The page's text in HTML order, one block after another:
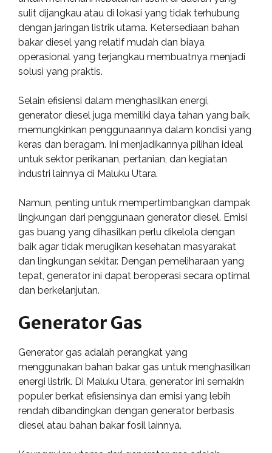
sulit dijangkau atau di lokasi yang tidak terhubung
dengan jaringan listrik utama. Ketersediaan bahan
bakar diesel yang relatif mudah dan biaya
operasional yang terjangkau membuatnya menjadi
solusi yang praktis.
Selain efisiensi dalam menghasilkan energi,
generator diesel juga memiliki daya tahan yang baik,
memungkinkan penggunaannya dalam kondisi yang
keras dan beragam. Ini menjadikannya pilihan ideal
untuk sektor perikanan, pertanian, dan kegiatan
industri lainnya di Maluku Utara.
Namun, penting untuk mempertimbangkan dampak
lingkungan dari penggunaan generator diesel. Emisi
gas buang yang dihasilkan perlu dikelola dengan
baik agar tidak merugikan kesehatan masyarakat
dan lingkungan sekitar. Dengan pemeliharaan yang
tepat, generator ini dapat beroperasi secara optimal
dan berkelanjutan.
Generator Gas
Generator gas adalah perangkat yang
menggunakan bahan bakar gas untuk menghasilkan
energi listrik. Di Maluku Utara, generator ini semakin
populer berkat efisiensinya dan emisi yang lebih
rendah dibandingkan dengan generator berbasis
diesel atau bahan bakar fosil lainnya.